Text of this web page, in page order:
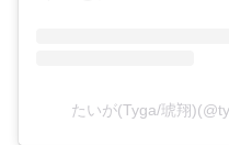
たいが(Tyga/琥翔